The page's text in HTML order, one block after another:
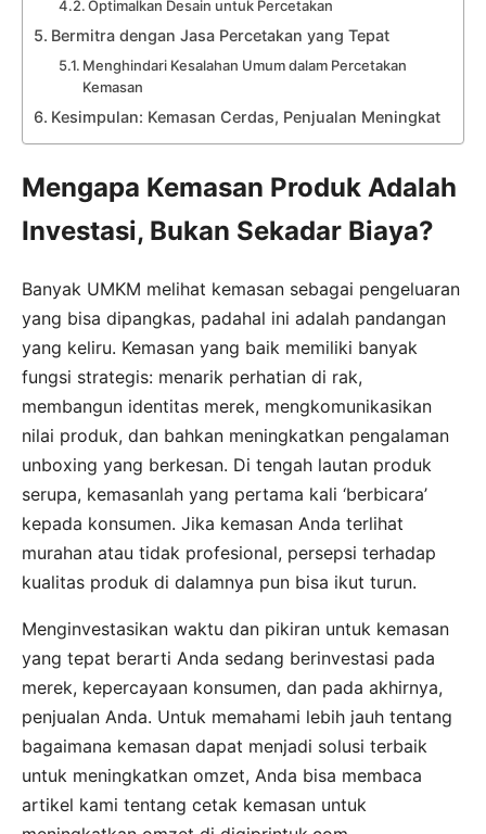
Optimalkan Desain untuk Percetakan
Bermitra dengan Jasa Percetakan yang Tepat
Menghindari Kesalahan Umum dalam Percetakan
Kemasan
Kesimpulan: Kemasan Cerdas, Penjualan Meningkat
Mengapa Kemasan Produk Adalah
Investasi, Bukan Sekadar Biaya?
Banyak UMKM melihat kemasan sebagai pengeluaran
yang bisa dipangkas, padahal ini adalah pandangan
yang keliru. Kemasan yang baik memiliki banyak
fungsi strategis: menarik perhatian di rak,
membangun identitas merek, mengkomunikasikan
nilai produk, dan bahkan meningkatkan pengalaman
unboxing yang berkesan. Di tengah lautan produk
serupa, kemasanlah yang pertama kali ‘berbicara’
kepada konsumen. Jika kemasan Anda terlihat
murahan atau tidak profesional, persepsi terhadap
kualitas produk di dalamnya pun bisa ikut turun.
Menginvestasikan waktu dan pikiran untuk kemasan
yang tepat berarti Anda sedang berinvestasi pada
merek, kepercayaan konsumen, dan pada akhirnya,
penjualan Anda. Untuk memahami lebih jauh tentang
bagaimana kemasan dapat menjadi solusi terbaik
untuk meningkatkan omzet, Anda bisa membaca
artikel kami tentang cetak kemasan untuk